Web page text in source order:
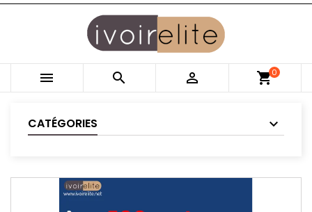
   shopping_cart0
CATÉGORIES